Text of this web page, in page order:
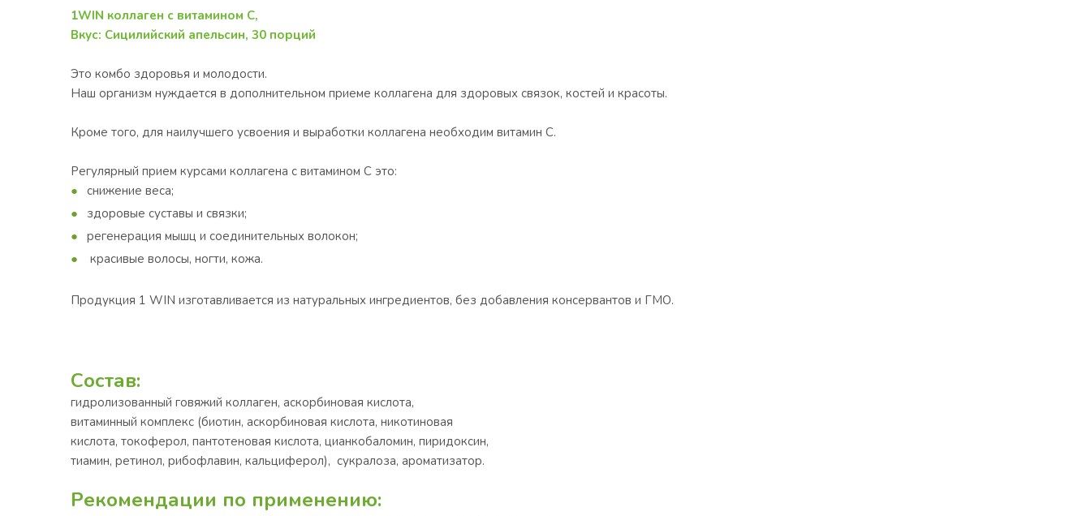
1WIN коллаген с витамином С,
Вкус: Сицилийский апельсин, 30 порций
Это комбо здоровья и молодости.
Наш организм нуждается в дополнительном приеме коллагена для здоровых связок, костей и красоты.
Кроме того, для наилучшего усвоения и выработки коллагена необходим витамин С.
Регулярный прием курсами коллагена с витамином С это:
снижение веса;
здоровые суставы и связки;
регенерация мышц и соединительных волокон;
красивые волосы, ногти, кожа.
Продукция 1 WIN изготавливается из натуральных ингредиентов, без добавления консервантов и ГМО.
Состав:
гидролизованный говяжий коллаген, аскорбиновая кислота,
витаминный комплекс (биотин, аскорбиновая кислота, никотиновая
кислота, токоферол, пантотеновая кислота, цианкобаломин, пиридоксин,
тиамин, ретинол, рибофлавин, кальциферол), сукралоза, ароматизатор.
Рекомендации по применению: